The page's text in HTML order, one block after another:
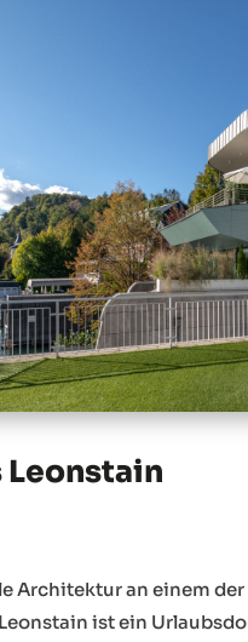
Leonstain
Architektur an einem
ist ein